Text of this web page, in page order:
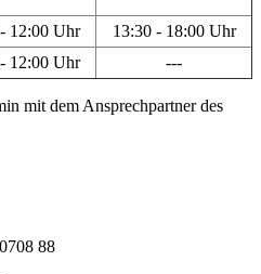
12:00 Uhr
13:30 - 18:00 Uhr
12:00 Uhr ---
mit dem Ansprechpartner des
88